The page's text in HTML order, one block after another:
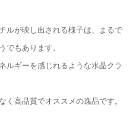
ルが映し出される様子は、まるで
でもあります。
ルギーを感じれるような水晶クラ
く高品質でオススメの逸品です。